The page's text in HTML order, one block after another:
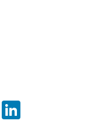
LINKEDIN